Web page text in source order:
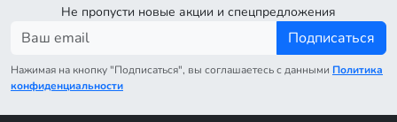
Не пропусти новые акции и спецпредложения
Подписаться
Нажимая на кнопку "Подписаться", вы соглашаетесь с данными Политика
конфиденциальности